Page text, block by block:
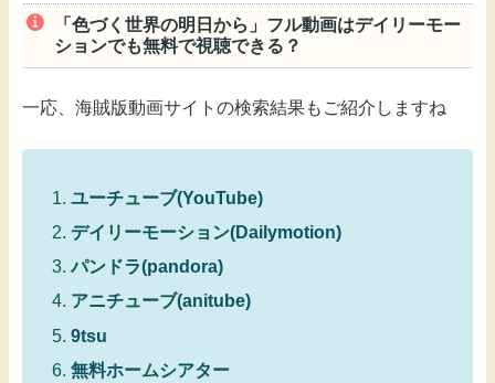
「色づく世界の明日から」フル動画はデイリーモー
ションでも無料で視聴できる？
一応、海賊版動画サイトの検索結果もご紹介しますね
ユーチューブ(YouTube)
デイリーモーション(Dailymotion)
パンドラ(pandora)
アニチューブ(anitube)
9tsu
無料ホームシアター